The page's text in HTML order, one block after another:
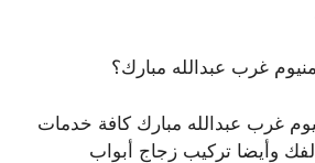
غرب عبدالله مبارك؟
غرب عبدالله مبارك كافة خدمات
وأيضا تركيب زجاج أبواب